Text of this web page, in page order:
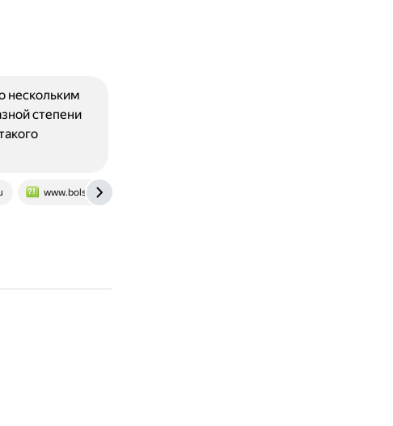
www.bolshoyvopros.ru
нескольким
степени